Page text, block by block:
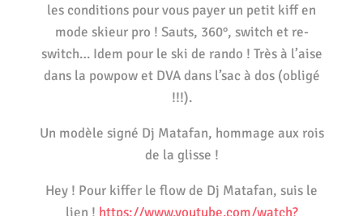
les conditions pour vous payer un petit kiff en
mode skieur pro ! Sauts, 360°, switch et re-
switch… Idem pour le ski de rando ! Très à l’aise
dans la powpow et DVA dans l’sac à dos (obligé
!!!).
Un modèle signé Dj Matafan, hommage aux rois
de la glisse !
Hey ! Pour kiffer le flow de Dj Matafan, suis le
lien ! https://www.youtube.com/watch?